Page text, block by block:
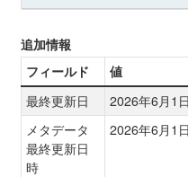
追加情報
フィールド
値
最終更新日
2026年6月1日
メタデータ
最終更新日
時
2026年6月1日